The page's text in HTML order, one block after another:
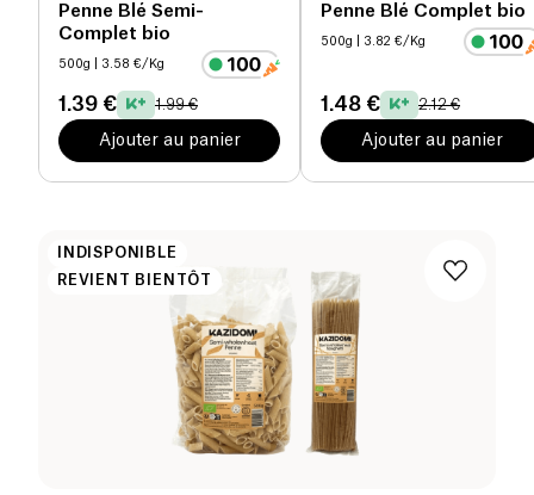
Penne Blé Semi-
Complet bio
500g | 3.58 €/Kg
1.39 € 1.99 €
Ajouter au panier
Penne Blé Complet bio
500g | 3.82 €/Kg
1.48 € 2.12 €
Ajouter au panier
INDISPONIBLE
REVIENT BIENTÔT